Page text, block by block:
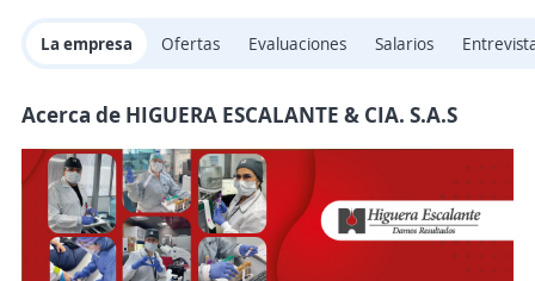
La empresa Ofertas Evaluaciones Salarios
Acerca de HIGUERA ESCALANTE & CIA. S.A.S